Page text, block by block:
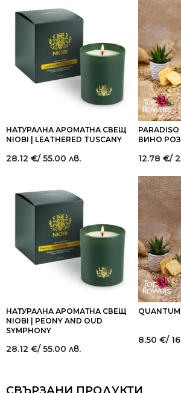
НАТУРАЛНА АРОМАТНА СВЕЩ
NIOBI | LEATHERED TUSCANY
28.12 €/ 55.00 лв.
PARADISO
ВИНО
12.78 €/
НАТУРАЛНА АРОМАТНА СВЕЩ
NIOBI | PEONY AND OUD
SYMPHONY
28.12 €/ 55.00 лв.
8.50 €/